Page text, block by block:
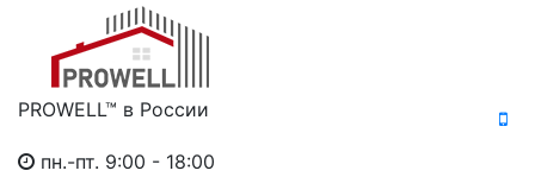
PROWELL™ в России
пн.-пт. 9:00 - 18:00